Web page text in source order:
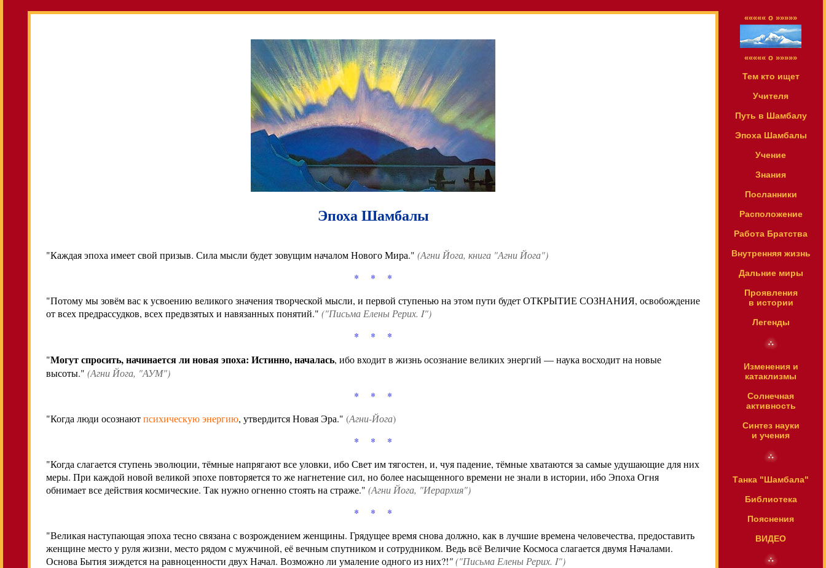
Эпоха Шамбалы
"Каждая эпоха имеет свой призыв. Сила мысли будет зовущим началом Нового Мира." (Агни Йога, книга "Агни Йога")
* * *
"Потому мы зовём вас к усвоению великого значения творческой мысли, и первой ступенью на этом пути будет ОТКРЫТИЕ СОЗНАНИЯ, освобождение
от всех предрассудков, всех предвзятых и навязанных понятий." ("Письма Елены Рерих. I")
* * *
"Могут спросить, начинается ли новая эпоха: Истинно, началась, ибо входит в жизнь осознание великих энергий — наука восходит на новые
высоты." (Агни Йога, "АУМ")
* * *
"Когда люди осознаютпсихическую энергию, утвердится Новая Эра." (Агни-Йога)
* * *
"Когда слагается ступень эволюции, тёмные напрягают все уловки, ибо Свет им тягостен, и, чуя падение, тёмные хватаются за самые удушающие для них
меры. При каждой новой великой эпохе повторяется то же нагнетение сил, но более насыщенного времени не знали в истории, ибо Эпоха Огня
обнимает все действия космические. Так нужно огненно стоять на страже." (Агни Йога, "Иерархия")
* * *
"Великая наступающая эпоха тесно связана с возрождением женщины. Грядущее время снова должно, как в лучшие времена человечества, предоставить
женщине место у руля жизни, место рядом с мужчиной, её вечным спутником и сотрудником. Ведь всё Величие Космоса слагается двумя Началами.
Основа Бытия зиждется на равноценности двух Начал. Возможно ли умаление одного из них?!"("Письма Елены Рерих. I")
««««« o »»»»»
««««« o »»»»»
Тем кто ищет
Учителя
Путь в Шамбалу
Эпоха Шамбалы
Учение
Знания
Посланники
Расположение
Работа Братства
Внутренняя жизнь
Дальние миры
Проявления
в истории
Легенды
Изменения и
катаклизмы
Солнечная
активность
Синтез науки
и учения
Танка "Шамбала"
Библиотека
Пояснения
ВИДЕО